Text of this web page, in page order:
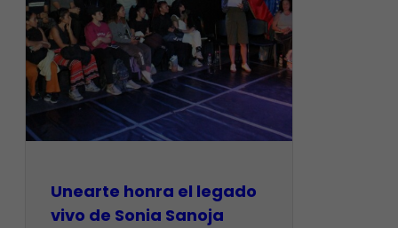
Unearte honra el legado
vivo de Sonia Sanoja